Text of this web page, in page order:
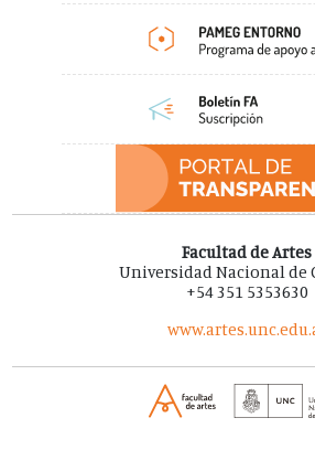
Facultad de Artes
Universidad Nacional de
+54 351 5353630